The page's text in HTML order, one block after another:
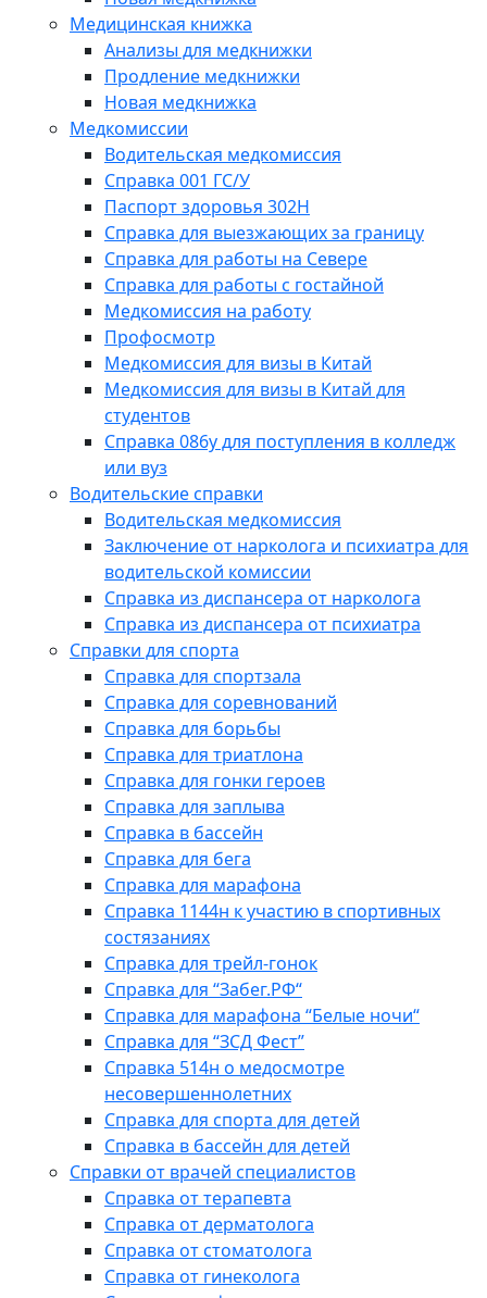
Медицинская книжка
Анализы для медкнижки
Продление медкнижки
Новая медкнижка
Медкомиссии
Водительская медкомиссия
Справка 001 ГС/У
Паспорт здоровья 302Н
Справка для выезжающих за границу
Справка для работы на Севере
Справка для работы с гостайной
Медкомиссия на работу
Профосмотр
Медкомиссия для визы в Китай
Медкомиссия для визы в Китай для
студентов
Справка 086у для поступления в колледж
или вуз
Водительские справки
Водительская медкомиссия
Заключение от нарколога и психиатра для
водительской комиссии
Справка из диспансера от нарколога
Справка из диспансера от психиатра
Справки для спорта
Справка для спортзала
Справка для соревнований
Справка для борьбы
Справка для триатлона
Справка для гонки героев
Справка для заплыва
Справка в бассейн
Справка для бега
Справка для марафона
Справка 1144н к участию в спортивных
состязаниях
Справка для трейл-гонок
Справка для “Забег.РФ“
Справка для марафона “Белые ночи“
Справка для “ЗСД Фест”
Справка 514н о медосмотре
несовершеннолетних
Справка для спорта для детей
Справка в бассейн для детей
Справки от врачей специалистов
Справка от терапевта
Справка от дерматолога
Справка от стоматолога
Справка от гинеколога